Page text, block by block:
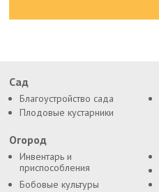
Сад
Благоустройство сада
Плодовые кустарники
Огород
Инвентарь и
приспособления
Бобовые культуры